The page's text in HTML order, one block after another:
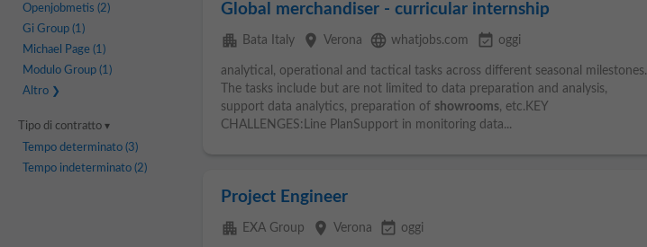
Openjobmetis (2)
Gi Group(1)
Michael Page(1)
Modulo Group(1)
Altro
Tipo di contratto
Tempo determinato(3)
Tempo indeterminato(2)
Global merchandiser - curricular internship
apartment Bata Italy place Verona language whatjobs.com event_available oggi
analytical, operational and tactical tasks across different seasonal milestones.
The tasks include but are not limited to data preparation and analysis,
support data analytics, preparation of showrooms, etc.KEY
CHALLENGES:Line PlanSupport in monitoring data...
Project Engineer
apartment EXA Group place Verona event_available oggi